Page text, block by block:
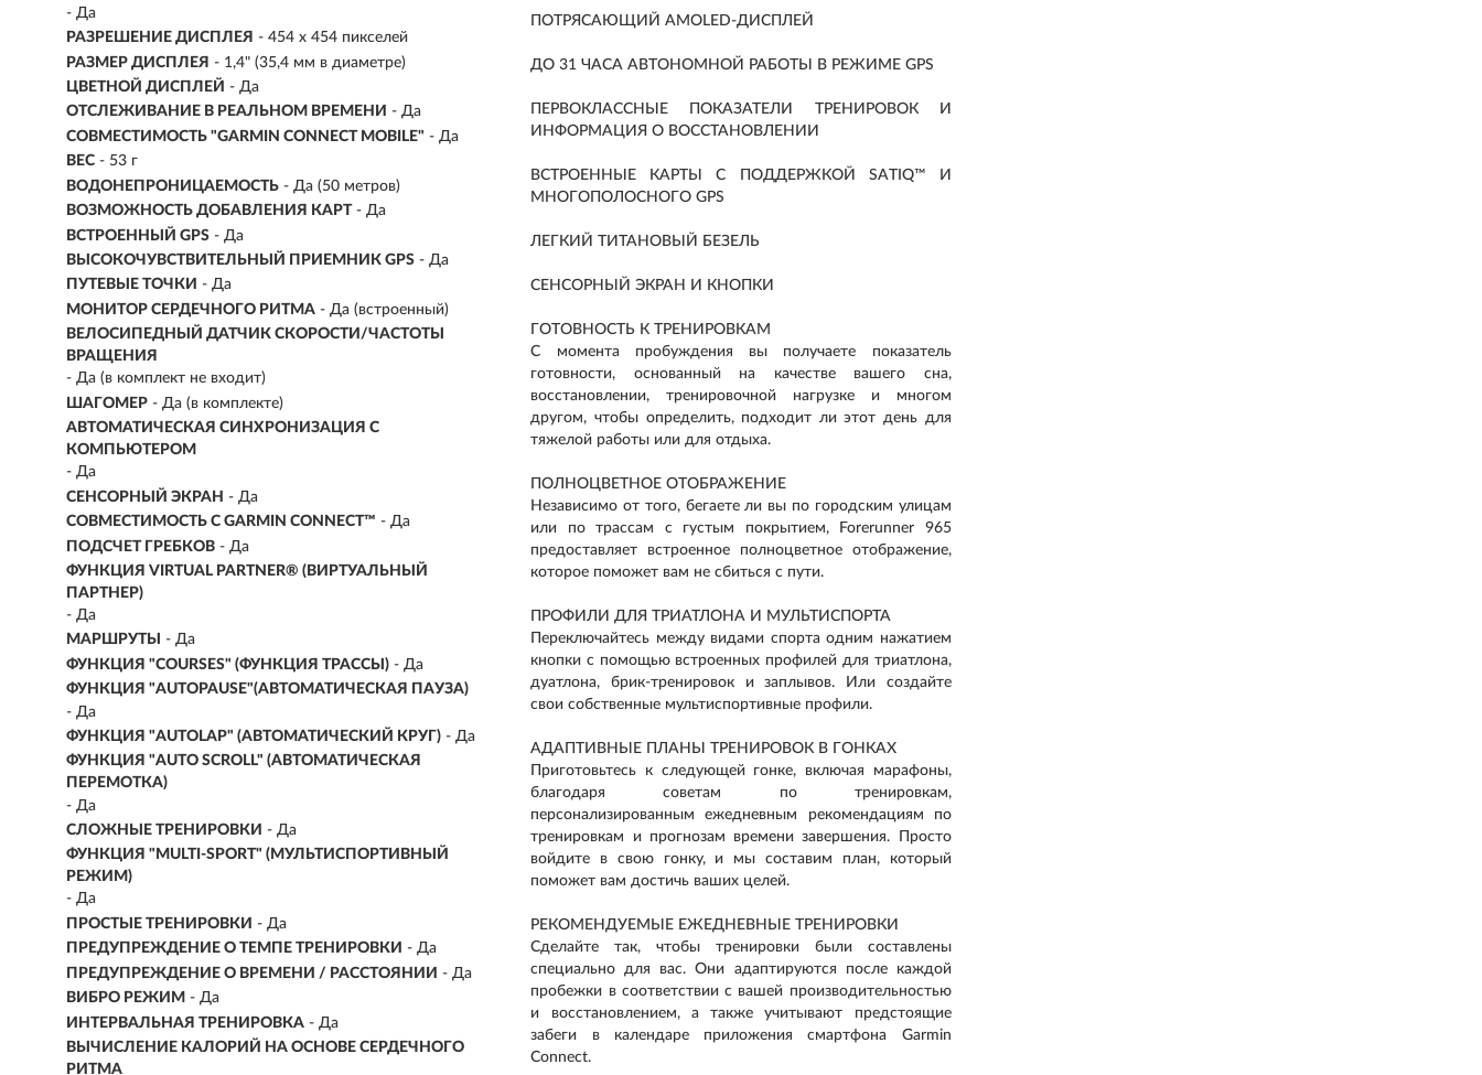
- Да
РАЗРЕШЕНИЕ ДИСПЛЕЯ - 454 x 454 пикселей
РАЗМЕР ДИСПЛЕЯ - 1,4" (35,4 мм в диаметре)
ЦВЕТНОЙ ДИСПЛЕЙ - Да
ОТСЛЕЖИВАНИЕ В РЕАЛЬНОМ ВРЕМЕНИ - Да
СОВМЕСТИМОСТЬ "GARMIN CONNECT MOBILE" - Да
ВЕС - 53 г
ВОДОНЕПРОНИЦАЕМОСТЬ - Да (50 метров)
ВОЗМОЖНОСТЬ ДОБАВЛЕНИЯ КАРТ - Да
ВСТРОЕННЫЙ GPS - Да
ВЫСОКОЧУВСТВИТЕЛЬНЫЙ ПРИЕМНИК GPS - Да
ПУТЕВЫЕ ТОЧКИ - Да
МОНИТОР СЕРДЕЧНОГО РИТМА - Да (встроенный)
ВЕЛОСИПЕДНЫЙ ДАТЧИК СКОРОСТИ/ЧАСТОТЫ
ВРАЩЕНИЯ
- Да (в комплект не входит)
ШАГОМЕР - Да (в комплекте)
АВТОМАТИЧЕСКАЯ СИНХРОНИЗАЦИЯ С
КОМПЬЮТЕРОМ
- Да
СЕНСОРНЫЙ ЭКРАН - Да
СОВМЕСТИМОСТЬ С GARMIN CONNECT™ - Да
ПОДСЧЕТ ГРЕБКОВ - Да
ФУНКЦИЯ VIRTUAL PARTNER® (ВИРТУАЛЬНЫЙ
ПАРТНЕР)
- Да
МАРШРУТЫ
- Да
ФУНКЦИЯ "СOURSES" (ФУНКЦИЯ ТРАССЫ) - Да
ФУНКЦИЯ "AUTOPAUSE"(АВТОМАТИЧЕСКАЯ ПАУЗА)
- Да
ФУНКЦИЯ "AUTOLAP" (АВТОМАТИЧЕСКИЙ КРУГ) - Да
ФУНКЦИЯ "AUTO SCROLL" (АВТОМАТИЧЕСКАЯ
ПЕРЕМОТКА)
- Да
СЛОЖНЫЕ ТРЕНИРОВКИ - Да
ФУНКЦИЯ "MULTI-SPORT" (МУЛЬТИСПОРТИВНЫЙ
РЕЖИМ)
- Да
ПРОСТЫЕ ТРЕНИРОВКИ - Да
ПРЕДУПРЕЖДЕНИЕ О ТЕМПЕ ТРЕНИРОВКИ - Да
ПРЕДУПРЕЖДЕНИЕ О ВРЕМЕНИ / РАССТОЯНИИ - Да
ВИБРО РЕЖИМ - Да
ИНТЕРВАЛЬНАЯ ТРЕНИРОВКА - Да
ВЫЧИСЛЕНИЕ КАЛОРИЙ НА ОСНОВЕ СЕРДЕЧНОГО
РИТМА
ПОТРЯСАЮЩИЙ AMOLED-ДИСПЛЕЙ
ДО 31 ЧАСА АВТОНОМНОЙ РАБОТЫ В РЕЖИМЕ GPS
ПЕРВОКЛАССНЫЕ ПОКАЗАТЕЛИ ТРЕНИРОВОК И
ИНФОРМАЦИЯ О ВОССТАНОВЛЕНИИ
ВСТРОЕННЫЕ КАРТЫ С ПОДДЕРЖКОЙ SATIQ™ И
МНОГОПОЛОСНОГО GPS
ЛЕГКИЙ ТИТАНОВЫЙ БЕЗЕЛЬ
СЕНСОРНЫЙ ЭКРАН И КНОПКИ
ГОТОВНОСТЬ К ТРЕНИРОВКАМ
С момента пробуждения вы получаете показатель
готовности, основанный на качестве вашего сна,
восстановлении, тренировочной нагрузке и многом
другом, чтобы определить, подходит ли этот день для
тяжелой работы или для отдыха.
ПОЛНОЦВЕТНОЕ ОТОБРАЖЕНИЕ
Независимо от того, бегаете ли вы по городским улицам
или по трассам с густым покрытием, Forerunner 965
предоставляет встроенное полноцветное отображение,
которое поможет вам не сбиться с пути.
ПРОФИЛИ ДЛЯ ТРИАТЛОНА И МУЛЬТИСПОРТА
Переключайтесь между видами спорта одним нажатием
кнопки с помощью встроенных профилей для триатлона,
дуатлона, брик-тренировок и заплывов. Или создайте
свои собственные мультиспортивные профили.
АДАПТИВНЫЕ ПЛАНЫ ТРЕНИРОВОК В ГОНКАХ
Приготовьтесь к следующей гонке, включая марафоны,
благодаря советам по тренировкам,
персонализированным ежедневным рекомендациям по
тренировкам и прогнозам времени завершения. Просто
войдите в свою гонку, и мы составим план, который
поможет вам достичь ваших целей.
РЕКОМЕНДУЕМЫЕ ЕЖЕДНЕВНЫЕ ТРЕНИРОВКИ
Сделайте так, чтобы тренировки были составлены
специально для вас. Они адаптируются после каждой
пробежки в соответствии с вашей производительностью
и восстановлением, а также учитывают предстоящие
забеги в календаре приложения смартфона Garmin
Connect.